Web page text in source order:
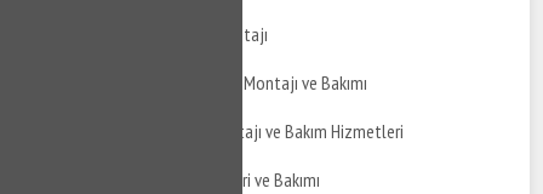
Basınevleri Şofben Montajı
Basınevleri Termosifon Montajı ve Bakımı
Basınevleri Boyler Montajı ve Bakım Hizmetleri
Basınevleri Boyler Tamiri ve Bakımı